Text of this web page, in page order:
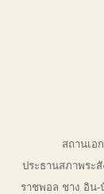
สถานเอกอัคร
ประธานสภาพระ
ราชพอล ชาง อิน-